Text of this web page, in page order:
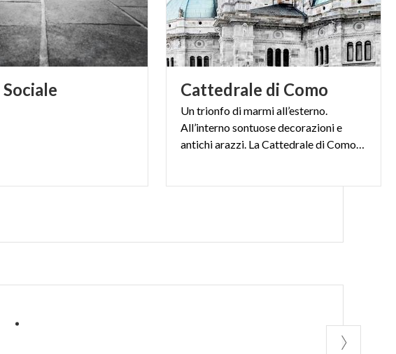
Sociale Cattedrale di Como
Un trionfo di marmi all’esterno.
All’interno sontuose decorazioni e